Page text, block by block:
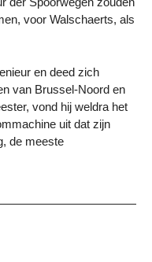
voor Walschaerts, als
en deed zich
van Brussel-Noord en
vond hij weldra het
uit dat zijn
de meeste